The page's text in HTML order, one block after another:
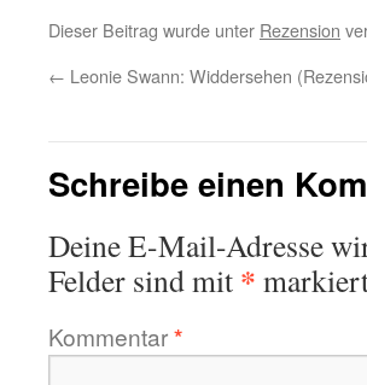
Dieser Beitrag wurde unter Rezension
← Leonie Swann: Widdersehen
Schreibe einen
Deine E-Mail-Adresse
Felder sind mit *
Kommentar*